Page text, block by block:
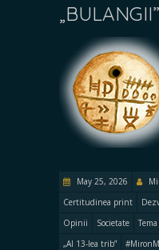
May 25, 2026
Certitudinea print
Opinii
Societate
„Al 13-lea trib”